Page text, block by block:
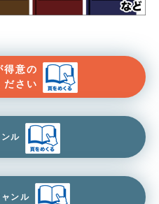
得意の
ださい
ル
ンル